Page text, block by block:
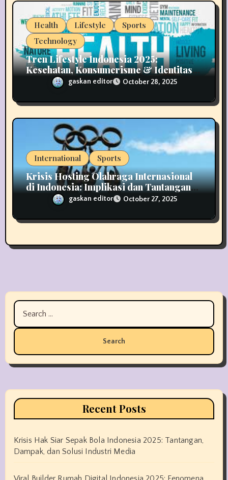
Health Lifestyle
Sports
Technology
Tren Lifestyle Indonesia 2025:
Kesehatan, Konsumerisme & Identitas
Generasi Mudagaskan editor October 28, 2025
International Sports
Krisis Hosting Olahraga Internasional
di Indonesia: Implikasi dan Tantangan
untuk Masa Depan
gaskan editor October 27, 2025
Search
for:
Recent Posts
Krisis Hak Siar Sepak Bola Indonesia 2025: Tantangan,
Dampak, dan Solusi Industri Media